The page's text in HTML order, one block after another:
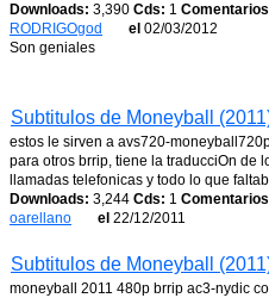
Downloads: 3,390 Cds: 1
RODRIGOgod
el 02/03/2012
Son geniales
Subtitulos de Moneyball
estos le sirven a avs720-
para otros brrip, tiene la traducciOn de
llamadas telefonicas y todo lo que
Downloads: 3,244 Cds: 1
oarellano
el 22/12/2011
Subtitulos de Moneyball
moneyball 2011 480p brrip ac3-nydic